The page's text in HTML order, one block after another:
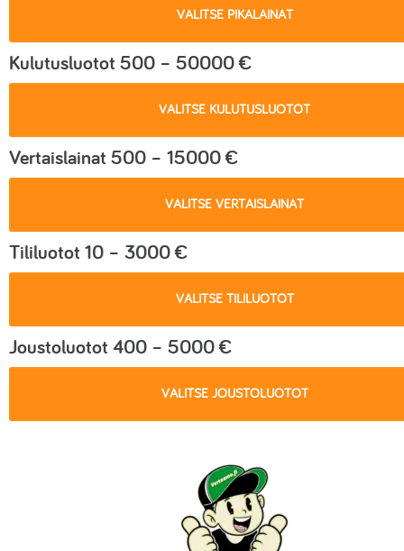
SähköpotkulaudatVALITSE PIKALAINAT
Kulutusluotot 500 – 50000 €
VALITSE KULUTUSLUOTOT
Vertaislainat 500 – 15000 €
VALITSE VERTAISLAINAT
Tililuotot 10 – 3000 €
VALITSE TILILUOTOT
Joustoluotot 400 – 5000 €
VALITSE JOUSTOLUOTOT